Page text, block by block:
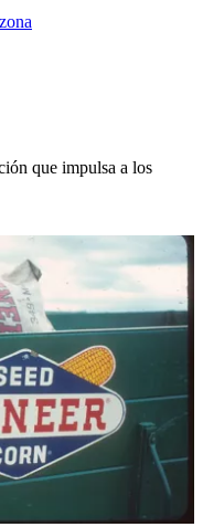
que impulsa a los